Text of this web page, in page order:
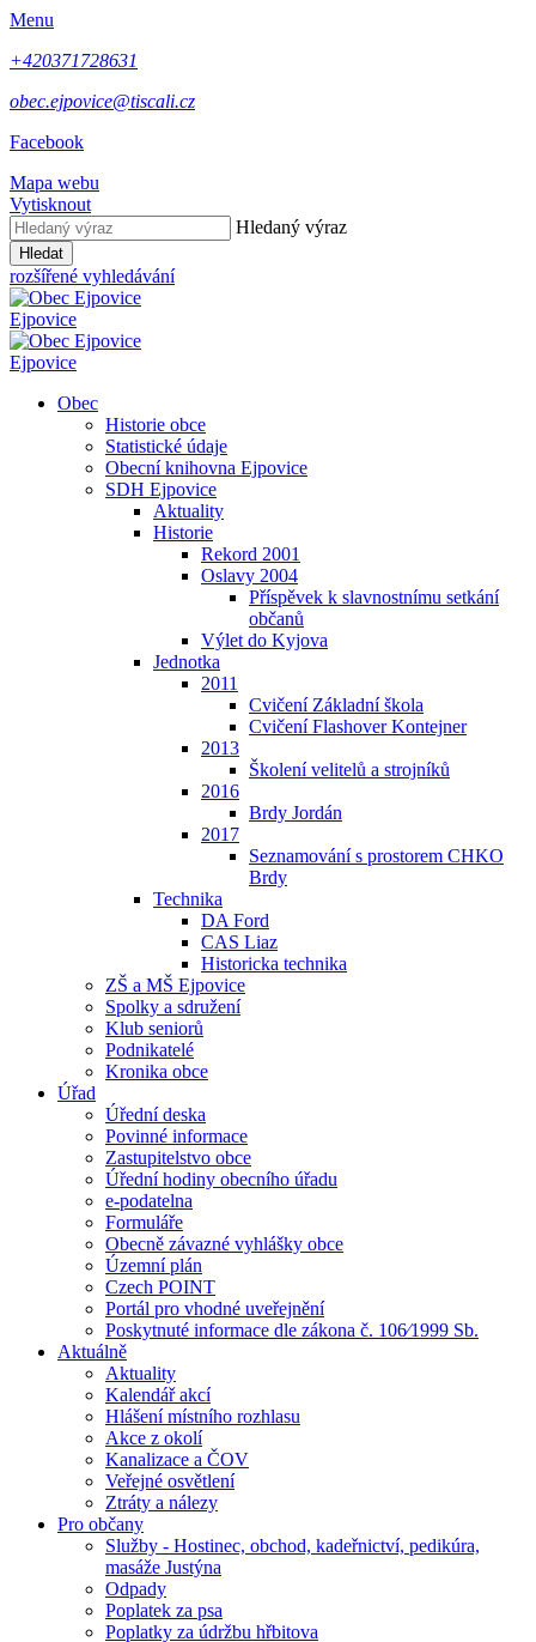
Menu
+420371728631
obec.ejpovice@tiscali.cz
Facebook
Mapa webu
Vytisknout
Hledaný výraz
Hledat
rozšířené vyhledávání
Ejpovice
Ejpovice
Obec
Historie obce
Statistické údaje
Obecní knihovna Ejpovice
SDH Ejpovice
Aktuality
Historie
Rekord 2001
Oslavy 2004
Příspěvek k slavnostnímu setkání
občanů
Výlet do Kyjova
Jednotka
2011
Cvičení Základní škola
Cvičení Flashover Kontejner
2013
Školení velitelů a strojníků
2016
Brdy Jordán
2017
Seznamování s prostorem CHKO
Brdy
Technika
DA Ford
CAS Liaz
Historicka technika
ZŠ a MŠ Ejpovice
Spolky a sdružení
Klub seniorů
Podnikatelé
Kronika obce
Úřad
Úřední deska
Povinné informace
Zastupitelstvo obce
Úřední hodiny obecního úřadu
e-podatelna
Formuláře
Obecně závazné vyhlášky obce
Územní plán
Czech POINT
Portál pro vhodné uveřejnění
Poskytnuté informace dle zákona č. 106⁄1999 Sb.
Aktuálně
Aktuality
Kalendář akcí
Hlášení místního rozhlasu
Akce z okolí
Kanalizace a ČOV
Veřejné osvětlení
Ztráty a nálezy
Pro občany
Služby - Hostinec, obchod, kadeřnictví, pedikúra,
masáže Justýna
Odpady
Poplatek za psa
Poplatky za údržbu hřbitova